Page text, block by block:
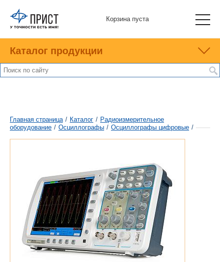
Корзина пуста
Каталог продукции
Главная страница / Каталог / Радиоизмерительное
оборудование / Осциллографы / Осциллографы цифровые /